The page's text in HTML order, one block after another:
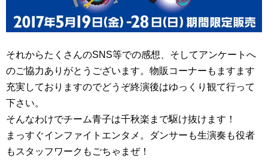
それからたくさんのSNS等での感想、そしてアンケートへ
のご協力ありがとうございます。物販コーナーもますます
充実しておりますのでどうぞ終演後はゆっくり観て行って
下さい。
そんなわけでチーム青子は千秋楽まで駆け抜けます！
まっすぐインファイトエンタメ。ダンサーも生演奏も役者
もスタッフワークもごちゃまぜ！